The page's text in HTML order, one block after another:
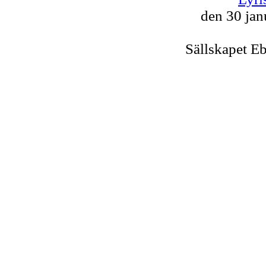
den 30
Sällskapet